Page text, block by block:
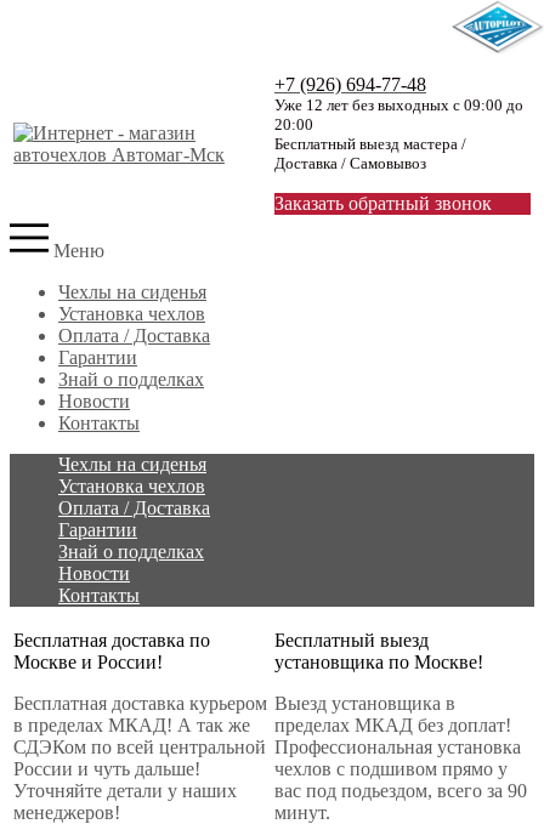
+7 (926) 694-77-48
Уже 12 лет без выходных с 09:00 до
20:00
Бесплатный выезд мастера /
Доставка / Самовывоз
Заказать обратный звонок
Меню
Чехлы на сиденья
Установка чехлов
Оплата / Доставка
Гарантии
Знай о подделках
Новости
Контакты
Чехлы на сиденья
Установка чехлов
Оплата / Доставка
Гарантии
Знай о подделках
Новости
Контакты
Бесплатная доставка по
Москве и России!
Бесплатная доставка курьером
в пределах МКАД! А так же
СДЭКом по всей центральной
России и чуть дальше!
Уточняйте детали у наших
менеджеров!
Бесплатный выезд
установщика по Москве!
Выезд установщика в
пределах МКАД без доплат!
Профессиональная установка
чехлов с подшивом прямо у
вас под подьездом, всего за 90
минут.